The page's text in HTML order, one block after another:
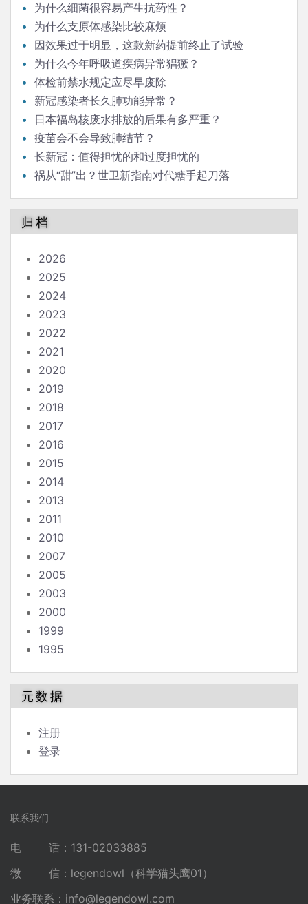
为什么细菌很容易产生抗药性？
为什么支原体感染比较麻烦
因效果过于明显，这款新药提前终止了试验
为什么今年呼吸道疾病异常猖獗？
体检前禁水规定应尽早废除
新冠感染者长久肺功能异常？
日本福岛核废水排放的后果有多严重？
疫苗会不会导致肺结节？
长新冠：值得担忧的和过度担忧的
祸从“甜”出？世卫新指南对代糖手起刀落
归档
2026
2025
2024
2023
2022
2021
2020
2019
2018
2017
2016
2015
2014
2013
2011
2010
2007
2005
2003
2000
1999
1995
元数据
注册
登录
联系我们
电 话：131-02033885
微 信：legendowl（科学猫头鹰01）
业务联系： info@legendowl.com